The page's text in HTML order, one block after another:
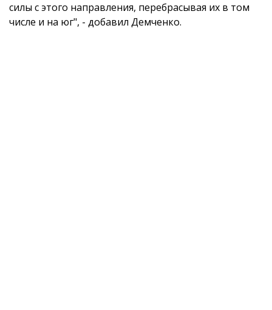
силы с этого направления, перебрасывая их в том
числе и на юг", - добавил Демченко.